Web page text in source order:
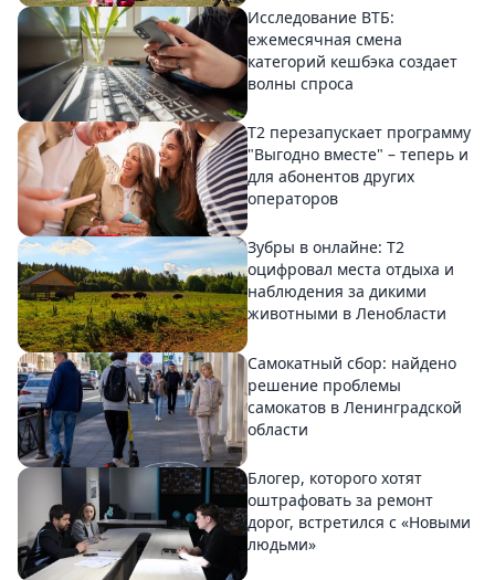
Исследование ВТБ:
ежемесячная смена
категорий кешбэка создает
волны спроса
Т2 перезапускает программу
"Выгодно вместе" – теперь и
для абонентов других
операторов
Зубры в онлайне: Т2
оцифровал места отдыха и
наблюдения за дикими
животными в Ленобласти
Самокатный сбор: найдено
решение проблемы
самокатов в Ленинградской
области
Блогер, которого хотят
оштрафовать за ремонт
дорог, встретился с «Новыми
людьми»